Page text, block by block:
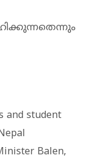
and student
Balen,